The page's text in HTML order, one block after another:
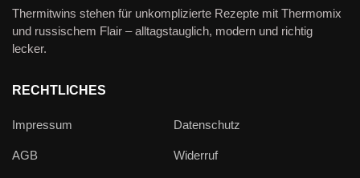
Thermitwins stehen für unkomplizierte Rezepte mit Thermomix
und russischem Flair – alltagstauglich, modern und richtig
lecker.
RECHTLICHES
Impressum Datenschutz
AGB Widerruf